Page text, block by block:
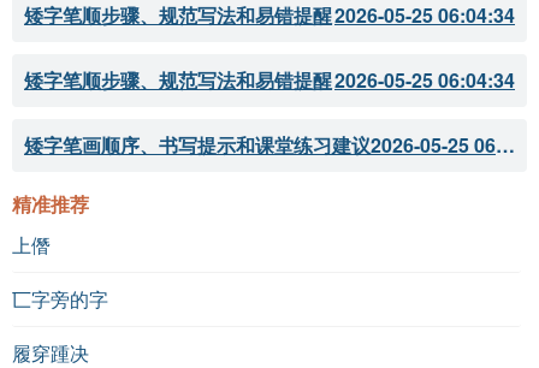
矮字笔顺步骤、规范写法和易错提醒2026-05-25 06:04:34
矮字笔顺步骤、规范写法和易错提醒2026-05-25 06:04:34
矮字笔画顺序、书写提示和课堂练习建议 2026-05-25 06:04:33
精准推荐
上僭
匸字旁的字
履穿踵决